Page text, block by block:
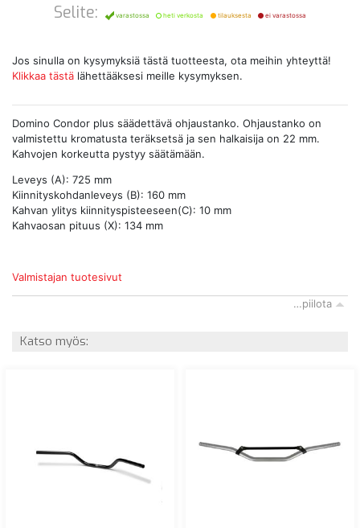
Selite: varastossa heti verkosta tilauksesta ei varastossa
Jos sinulla on kysymyksiä tästä tuotteesta, ota meihin yhteyttä!
Klikkaa tästä lähettääksesi meille kysymyksen.
Domino Condor plus säädettävä ohjaustanko. Ohjaustanko on
valmistettu kromatusta teräksetsä ja sen halkaisija on 22 mm.
Kahvojen korkeutta pystyy säätämään.
Leveys (A): 725 mm
Kiinnityskohdanleveys (B): 160 mm
Kahvan ylitys kiinnityspisteeseen(C): 10 mm
Kahvaosan pituus (X): 134 mm
Valmistajan tuotesivut
…piilota
Katso myös: